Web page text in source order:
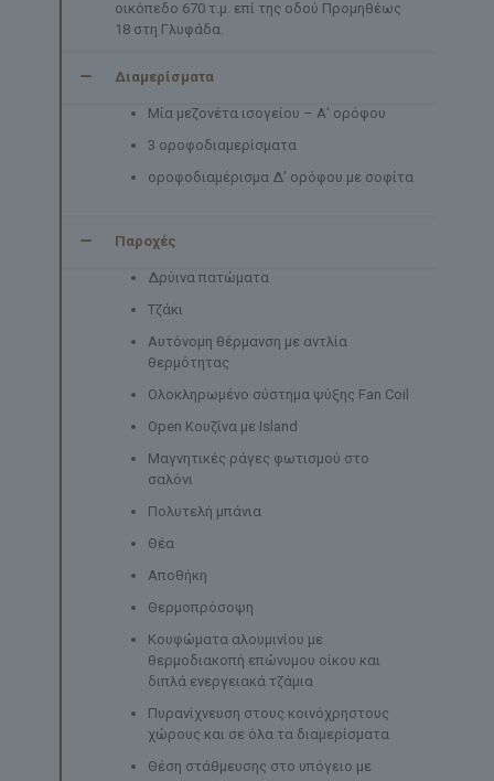
οικόπεδο 670 τ.μ. επί της οδού Προμηθέως
18 στη Γλυφάδα.
Διαμερίσματα
Μία μεζονέτα ισογείου – Α' ορόφου
3 οροφοδιαμερίσματα
οροφοδιαμέρισμα Δ’ ορόφου με σοφίτα
Παροχές
Δρύινα πατώματα
Τζάκι
Αυτόνομη θέρμανση με αντλία
θερμότητας
Ολοκληρωμένο σύστημα ψύξης Fan Coil
Open Κουζίνα με Island
Μαγνητικές ράγες φωτισμού στο
σαλόνι
Πολυτελή μπάνια
Θέα
Αποθήκη
Θερμοπρόσοψη
Κουφώματα αλουμινίου με
θερμοδιακοπή επώνυμου οίκου και
διπλά ενεργειακά τζάμια
Πυρανίχνευση στους κοινόχρηστους
χώρους και σε όλα τα διαμερίσματα
Θέση στάθμευσης στο υπόγειο με